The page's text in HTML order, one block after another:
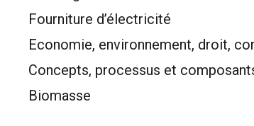
Fourniture d’électricité
Economie, environnement, droit,
Concepts, processus et
Biomasse